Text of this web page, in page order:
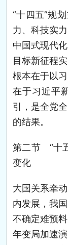
“十四五”规
力、科技实
中国式现代
目标新征程
根本在于以
在于习近平
引，是全党
的结果。
第二节 “十
变化
大国关系牵
内发展，我
不确定难预
年变局加速